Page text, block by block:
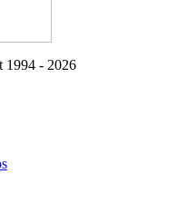
- 2026